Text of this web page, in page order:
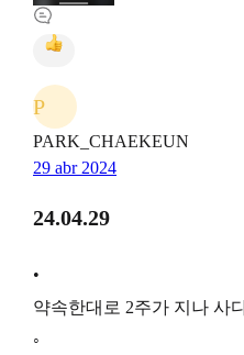
P
PARK_CHAEKEUN
29 abr 2024
24.04.29
•
약속한대로 2주가 지나 사
◦